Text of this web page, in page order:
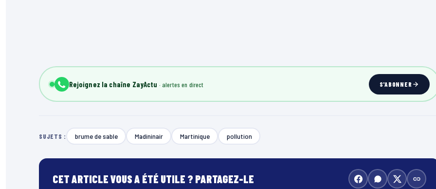
Rejoignez la chaîne ZayActu S'ABONNER
SUJETS : brume de sable Madininair Martinique pollution
CET ARTICLE VOUS A ÉTÉ UTILE ? PARTAGEZ-LE